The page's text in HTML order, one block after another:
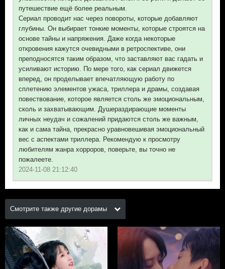
путешествие ещё более реальным.
Сериал проводит нас через повороты, которые добавляют
глубины. Он выбирает тонкие моменты, которые строятся на
основе тайны и напряжения. Даже когда некоторые
откровения кажутся очевидными в ретроспективе, они
преподносятся таким образом, что заставляют вас гадать и
усиливают историю. По мере того, как сериал движется
вперед, он проделывает впечатляющую работу по
сплетению элементов ужаса, триллера и драмы, создавая
повествование, которое является столь же эмоциональным,
сколь и захватывающим. Душераздирающие моменты
личных неудач и сожалений придаются столь же важным,
как и сама тайна, прекрасно уравновешивая эмоциональный
вес с аспектами триллера. Рекомендую к просмотру
любителям жанра хорроров, поверьте, вы точно не
пожалеете.
2024-11-08 21:12:40
Смотрите также другие дорамы